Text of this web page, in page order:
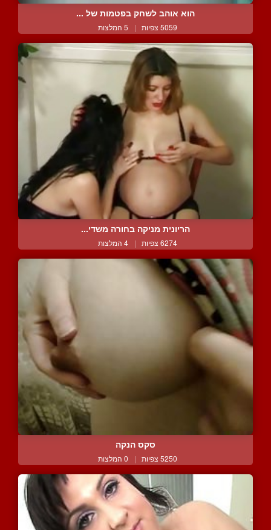
הוא אוהב לשחק בפטמות של ...
5059 צפיות | 5 המלצות
הריונית מניקה בחורה משדי...
6274 צפיות | 4 המלצות
סקס הנקה
5250 צפיות | 0 המלצות